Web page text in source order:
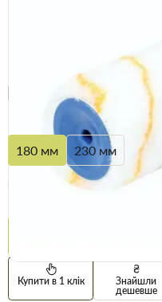
Валик
мм Кубала (Kubala)
Безкоштовна доставка! Від 15000
180 мм 230 мм
Опт
Купити в 1 клік
Знайшли
дешевше